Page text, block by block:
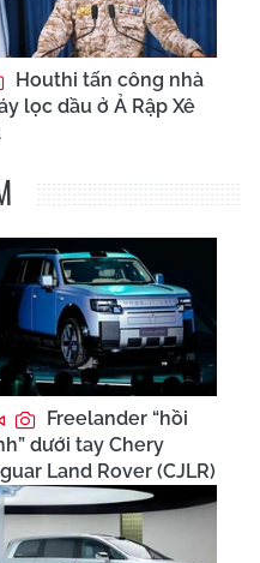
Houthi tấn công nhà
lọc dầu ở Ả Rập Xê
Freelander “hồi
dưới tay Chery
Land Rover (CJLR)